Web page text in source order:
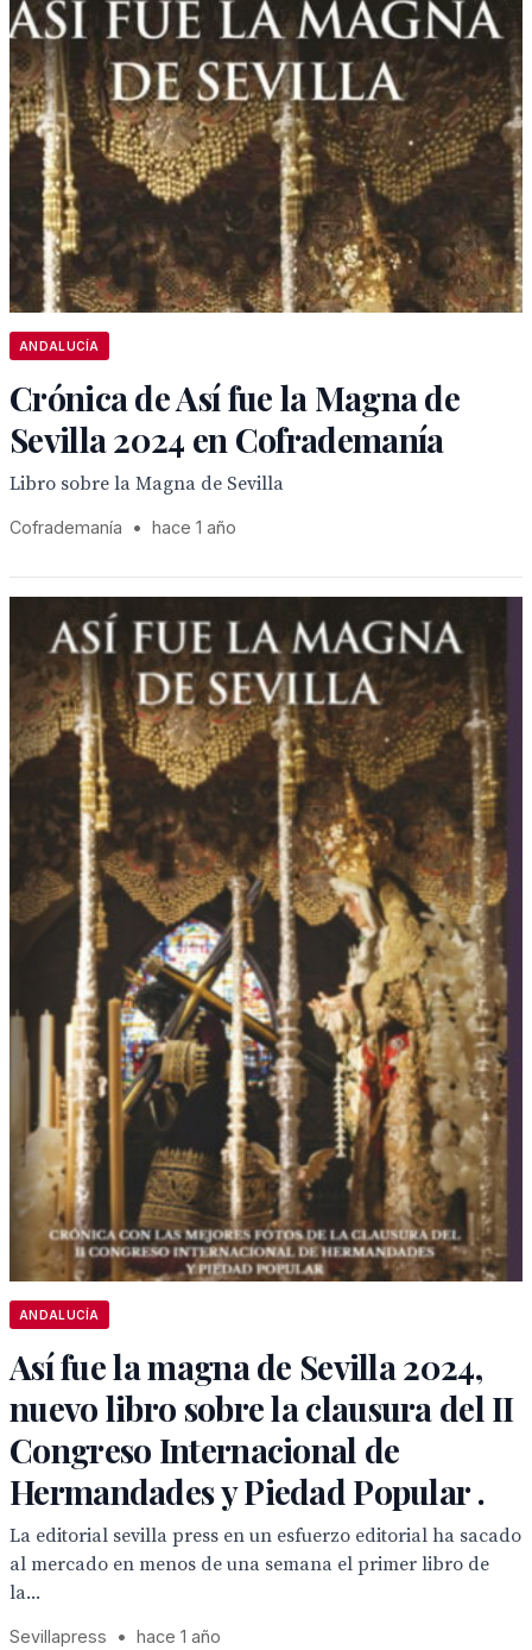
ANDALUCÍA
Crónica de Así fue la Magna de
Sevilla 2024 en Cofrademanía
Libro sobre la Magna de Sevilla
Cofrademanía • hace 1 año
ANDALUCÍA
Así fue la magna de Sevilla 2024,
nuevo libro sobre la clausura del II
Congreso Internacional de
Hermandades y Piedad Popular .
La editorial sevilla press en un esfuerzo editorial ha sacado
al mercado en menos de una semana el primer libro de
la...
Sevillapress • hace 1 año